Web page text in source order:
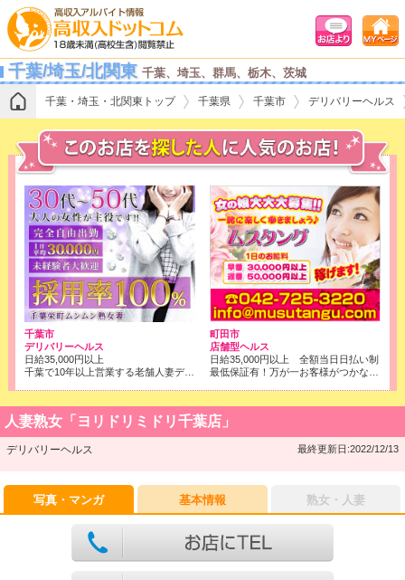
千葉/埼玉/北関東 千葉、埼玉、群馬、栃木、茨城
千葉・埼玉・北関東トップ 千葉県 千葉市 デリバリーヘルス
千葉市
デリバリーヘルス
日給35,000円以上
町田市
店舗型ヘルス
日給35,000円以上 全額当日日払い制
人妻熟女「ヨリドリミドリ千葉店」
デリバリーヘルス 最終更新日:2022/12/13
写真・マンガ 基本情報 熟女・人妻